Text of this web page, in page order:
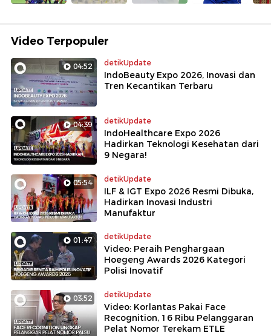
Video Terpopuler
04:52 detikUpdate
IndoBeauty Expo 2026, Inovasi dan
Tren Kecantikan Terbaru
04:39 detikUpdate
IndoHealthcare Expo 2026
Hadirkan Teknologi Kesehatan dari
9 Negara!
05:54 detikUpdate
ILF & IGT Expo 2026 Resmi Dibuka,
Hadirkan Inovasi Industri
Manufaktur
01:47 detikUpdate
Video: Peraih Penghargaan
Hoegeng Awards 2026 Kategori
Polisi Inovatif
03:52 detikUpdate
Video: Korlantas Pakai Face
Recognition, 16 Ribu Pelanggaran
Pelat Nomor Terekam ETLE